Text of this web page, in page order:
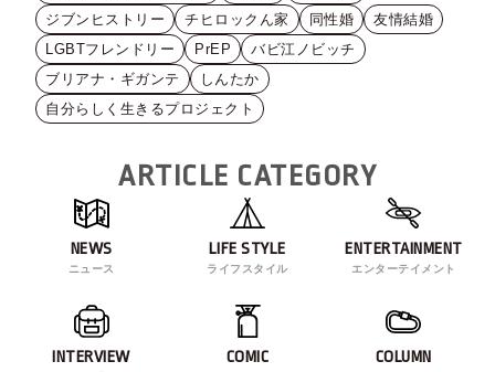
ジブンヒストリー
チヒロックん家 同性婚
友情結婚
LGBTフレンドリー
PrEP
バビ江ノビッチ
ブリアナ・ギガンテ
しんたか
自分らしく生きるプロジェクト
ARTICLE CATEGORY
NEWS
ニュース
LIFE STYLE
ライフスタイル
ENTERTAINMENT
エンターテイメント
INTERVIEW COMIC COLUMN